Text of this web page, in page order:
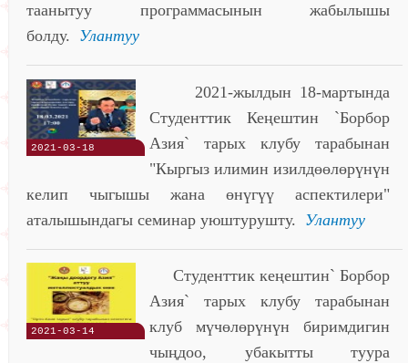
таанытуу программасынын жабылышы
болду. Улантуу
2021-03-18
2021-жылдын 18-мартында
Студенттик Кеңештин `Борбор
Азия` тарых клубу тарабынан
"Кыргыз илимин изилдөөлөрүнүн
келип чыгышы жана өнүгүү аспектилери"
аталышындагы семинар уюштурушту. Улантуу
2021-03-14
Студенттик кеңештин` Борбор
Азия` тарых клубу тарабынан
клуб мүчөлөрүнүн биримдигин
чыңдоо, убакытты туура